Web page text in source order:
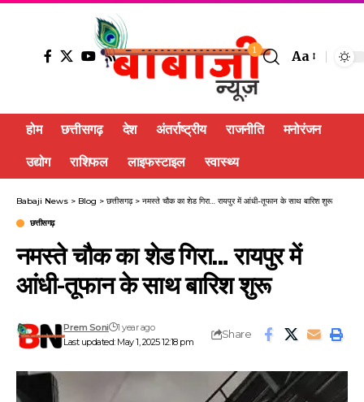
1 Aa
होम छत्तीसगढ़ देश अंतर्राष्ट्रीय राजनीति मनोरंजन
उद्योग राशिफल लाइफस्टाइल स्वास्थ्य
Babaji News > Blog > छत्तीसगढ़> नमस्ते चौक का शेड गिरा… रायपुर में आंधी-तूफान के साथ बारिश शुरू
छत्तीसगढ़
नमस्ते चौक का शेड गिरा… रायपुर में
आंधी-तूफान के साथ बारिश शुरू
Last updated: May 1, 2025 12:18 pm
Prem Soni 1 year ago
Share